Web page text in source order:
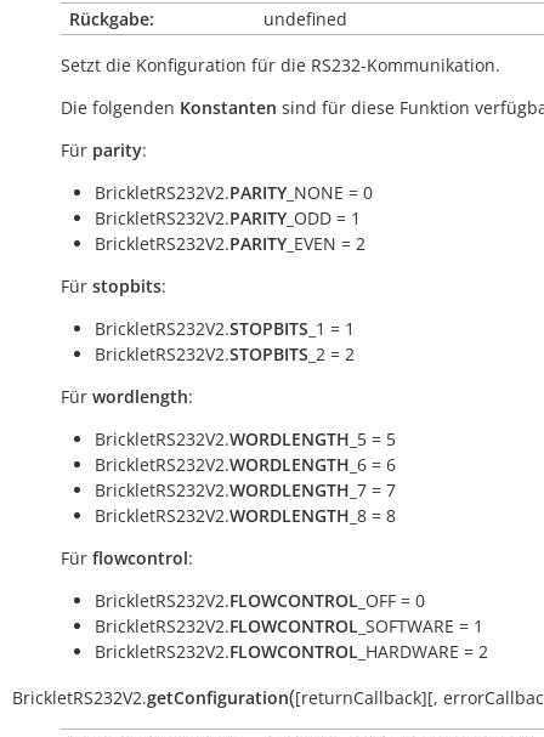
Rückgabe:
undefined
Setzt die Konfiguration für die RS232-Kommunikation.
Die folgenden Konstanten sind für diese Funktion
Für parity:
BrickletRS232V2.PARITY _NONE = 0
BrickletRS232V2.PARITY _ODD = 1
BrickletRS232V2.PARITY _EVEN = 2
Für stopbits:
BrickletRS232V2.STOPBITS _1 = 1
BrickletRS232V2.STOPBITS _2 = 2
Für wordlength:
BrickletRS232V2.WORDLENGTH _5 = 5
BrickletRS232V2.WORDLENGTH _6 = 6
BrickletRS232V2.WORDLENGTH _7 = 7
BrickletRS232V2.WORDLENGTH _8 = 8
Für flowcontrol:
BrickletRS232V2.FLOWCONTROL _OFF = 0
BrickletRS232V2.FLOWCONTROL _SOFTWARE = 1
BrickletRS232V2.FLOWCONTROL _HARDWARE = 2
BrickletRS232V2.getConfiguration([returnCallback][,